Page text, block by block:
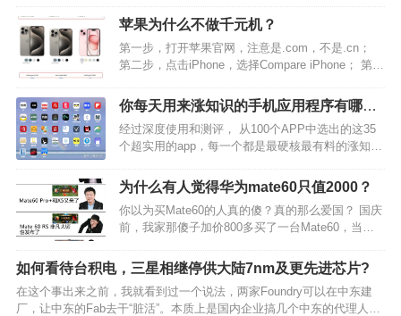
问卷公司了。上面都是可以免费去注册的，对外公
开开放的，做完了直接奖励美刀的，不需要兑换卡
什么的。 C…
苹果为什么不做千元机？
第一步，打开苹果官网，注意是.com，不是.cn；
第二步，点击iPhone，选择Compare iPhone； 第三
为$1199，$999，$799。 这不妥妥的千元机吗，怎
么苹果…
你每天用来涨知识的手机应用程序有哪
些？
经过深度使用和测评， 从100个APP中选出的这35
个超实用的app，每一个都是最硬核最有料的涨知识
开，成为朋友聚会上的话题王者！ 先放上全部APP
目录，有新闻资讯类、英语学习类、读书类、影视
类…
为什么有人觉得华为mate60只值2000？
你以为买Mate60的人真的傻？真的那么爱国？ 国庆
前，我家那傻子加价800多买了一台Mate60，当时
同事朋友看到，拿去反复查看，都在惊叹他这么快
就买到新机。 跟亲戚朋友聚会，别人一看就知道
他…
如何看待台积电，三星相继停供大陆7nm及更先进芯片?
在这个事出来之前，我就看到过一个说法，两家Foundry可以在中东建
厂，让中东的Fab去干“脏活”。本质上是国内企业搞几个中东的代理人，